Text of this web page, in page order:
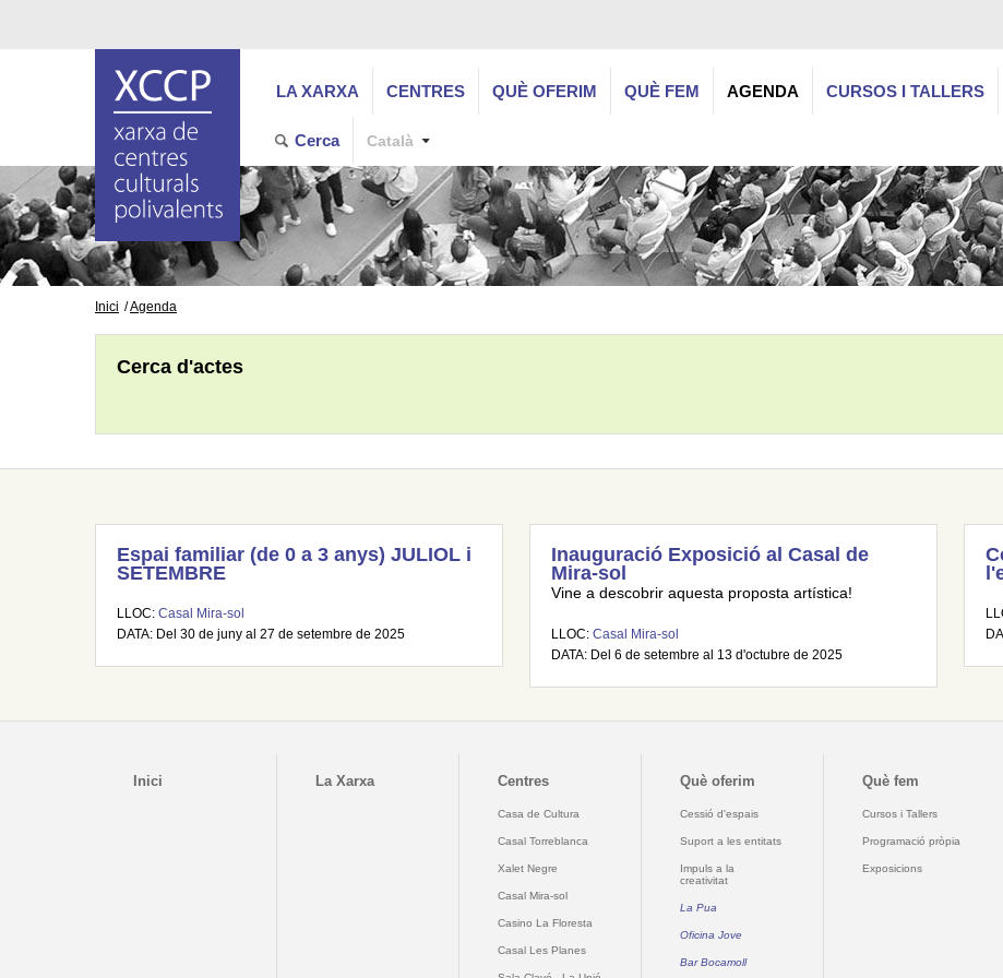
LA XARXA CENTRES QUÈ OFERIM QUÈ FEM AGENDA CURSOS I TALLERS
Cerca Català
Inici Agenda
Cerca d'actes
Espai familiar (de 0 a 3 anys) JULIOL i
SETEMBRE
LLOC: Casal Mira-sol
DATA: Del 30 de juny al 27 de setembre de 2025
Inauguració Exposició al Casal de
Mira-sol
Vine a descobrir aquesta proposta artística!
LLOC: Casal Mira-sol
DATA: Del 6 de setembre al 13 d'octubre de 2025
Inici La Xarxa Centres
Casa de Cultura
Casal Torreblanca
Xalet Negre
Casal Mira-sol
Casino La Floresta
Casal Les Planes
Què oferim
Cessió d'espais
Suport a les entitats
Impuls a la
creativitat
La Pua
Oficina Jove
Bar Bocamoll
Què fem
Cursos i Tallers
Programació pròpia
Exposicions